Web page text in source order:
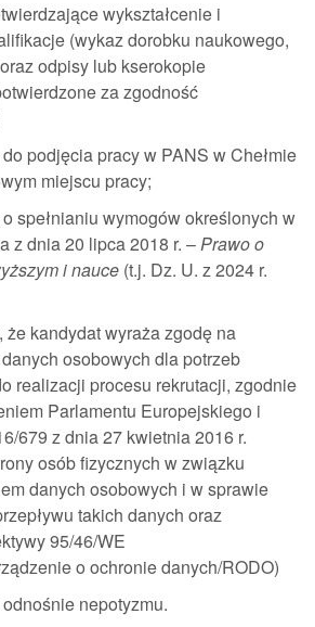
wykształcenie i
(wykaz dorobku naukowego,
odpisy lub kserokopie
za zgodność
podjęcia pracy w PANS w Chełmie
miejscu pracy;
spełnianiu wymogów określonych w
z dnia 20 lipca 2018 r. –Prawo o
i nauce (t.j. Dz. U. z 2024 r.
że kandydat wyraża zgodę na
osobowych dla potrzeb
realizacji procesu rekrutacji, zgodnie
Parlamentu Europejskiego i
679 z dnia 27 kwietnia 2016 r.
osób fizycznych w związku
danych osobowych i w sprawie
takich danych oraz
95/46/WE
o ochronie danych/RODO)
nepotyzmu.